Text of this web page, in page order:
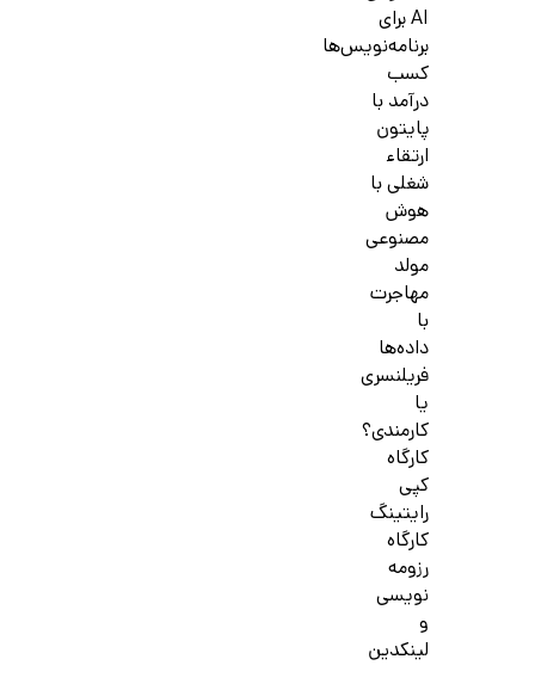
AI برای
برنامه‌نویس‌ها
کسب
درآمد با
پایتون
ارتقاء
شغلی با
هوش
مصنوعی
مولد
مهاجرت
با
داده‌ها
فریلنسری
یا
کارمندی؟
کارگاه
کپی
رایتینگ
کارگاه
رزومه
نویسی
و
لینکدین